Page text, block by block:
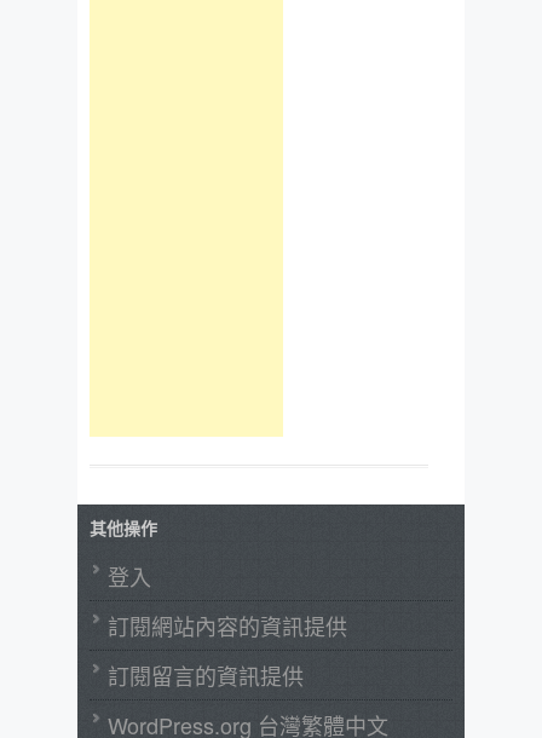
其他操作
登入
訂閱網站內容的資訊提供
訂閱留言的資訊提供
WordPress.org 台灣繁體中文